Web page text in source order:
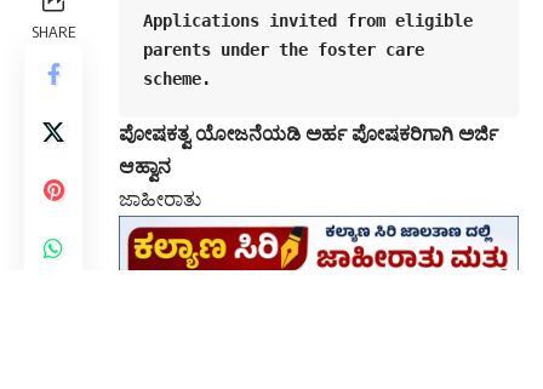
SHARE
Applications invited from eligible
parents under the foster care
scheme.
ಪೋಷಕತ್ವ ಯೋಜನೆಯಡಿ ಅರ್ಹ ಪೋಷಕರಿಗಾಗಿ ಅರ್ಜಿ
ಆಹ್ವಾನ
ಜಾಹೀರಾತು